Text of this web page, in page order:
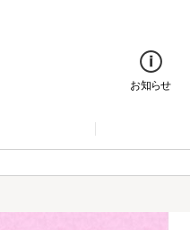
お知らせ